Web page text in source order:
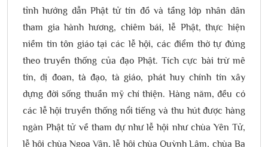
tỉnh hướng dẫn Phật tử tín đồ và tầng lớp nhân dân
tham gia hành hương, chiêm bái, lễ Phật, thực hiện
niềm tin tôn giáo tại các lễ hội, các điểm thờ tự đúng
theo truyền thống của đạo Phật. Tích cực bài trừ mê
tín, dị đoan, tà đạo, tà giáo, phát huy chính tín xây
dựng đời sống thuần mỹ chí thiện. Hàng năm, đều có
các lễ hội truyền thống nổi tiếng và thu hút được hàng
ngàn Phật tử về tham dự như lễ hội như chùa Yên Tử,
lễ hội chùa Ngọa Vân, lễ hội chùa Quỳnh Lâm, chùa Ba